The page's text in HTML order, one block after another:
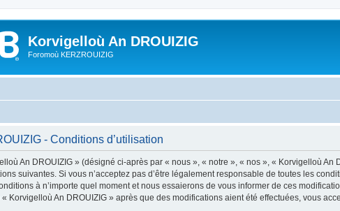
Korvigelloù An DROUIZIG
Foromoù KERZROUIZIG
- Conditions d’utilisation
An DROUIZIG » (désigné ci-après par « nous », « notre », « nos », « Korvigelloù
suivantes. Si vous n’acceptez pas d’être légalement responsable de toutes les
à n’importe quel moment et nous essaierons de vous informer de ces
Korvigelloù An DROUIZIG » après que des modifications aient été effectuées, vous